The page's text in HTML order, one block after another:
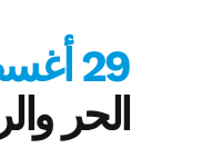
29 أغسطس
الحر